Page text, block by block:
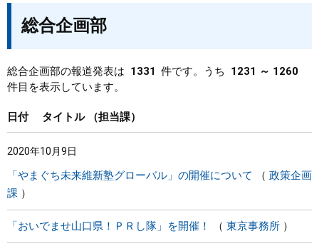
くらし・環境
教育・文化・スポーツ
しごと・産業・観光
県政情報
総合企画部
総合企画部の報道発表は 1331 件です。うち
1231 ～ 1260
件目を表示しています。
日付 タイトル 担当課
2020年10月9日
「やまぐち未来維新塾グローバル」の開催について
政策企画
課
「おいでませ山口県！ＰＲし隊」を開催！ 東京事務所